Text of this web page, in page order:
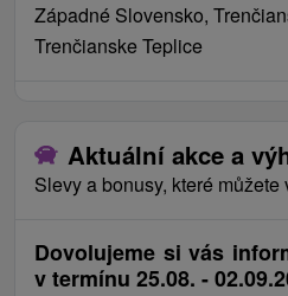
Západné Slovensko,
Trenčianske Teplice
Aktuální akce a
Slevy a bonusy, které
Dovolujeme si vás
v termínu 25.08. -